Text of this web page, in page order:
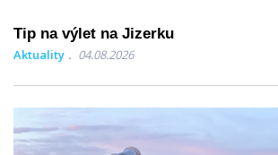
Tip na výlet na Jizerku
Aktuality 04.08.2026